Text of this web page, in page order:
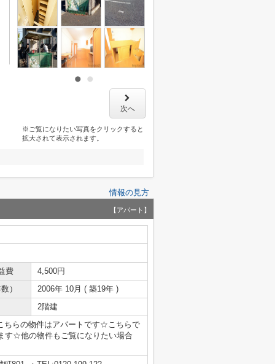
次へ
※ご覧になりたい写真をクリックすると
拡大されて表示されます。
情報の見方
【アパート】
費
4,500円
）
2006年 10月 ( 築19年 )
2階建
ちらの物件はアパートです☆こちらで
す☆他の物件もご覧になりたい場合